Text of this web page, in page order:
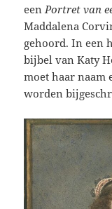
een Portret van
Maddalena
gehoord. In een
bijbel van Katy
moet haar naam
worden